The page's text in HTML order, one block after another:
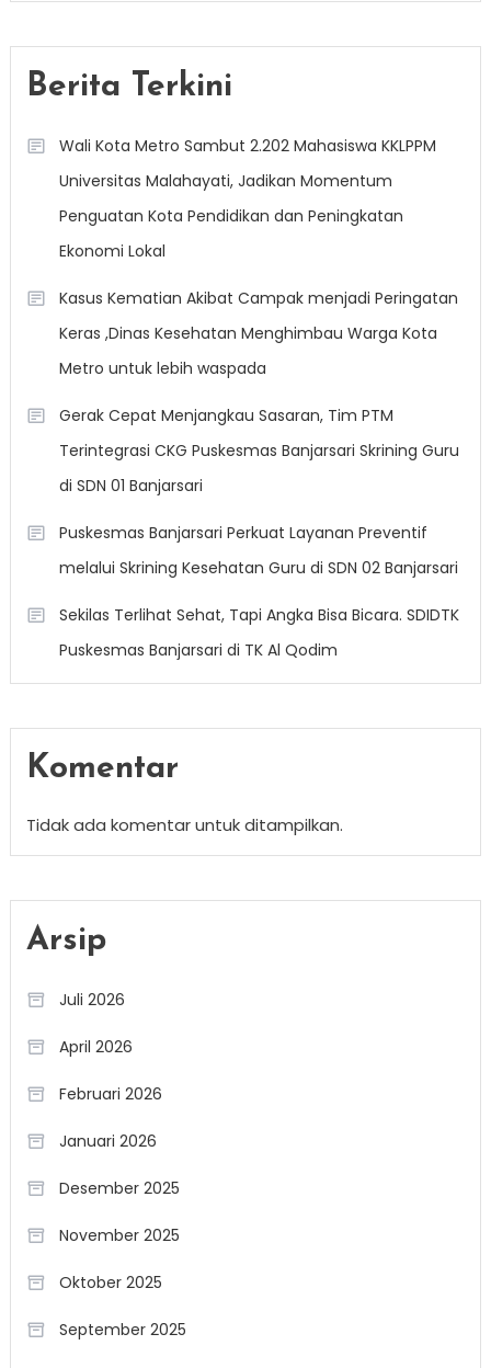
Berita Terkini
Wali Kota Metro Sambut 2.202 Mahasiswa KKLPPM
Universitas Malahayati, Jadikan Momentum
Penguatan Kota Pendidikan dan Peningkatan
Ekonomi Lokal
Kasus Kematian Akibat Campak menjadi Peringatan
Keras ,Dinas Kesehatan Menghimbau Warga Kota
Metro untuk lebih waspada
Gerak Cepat Menjangkau Sasaran, Tim PTM
Terintegrasi CKG Puskesmas Banjarsari Skrining Guru
di SDN 01 Banjarsari
Puskesmas Banjarsari Perkuat Layanan Preventif
melalui Skrining Kesehatan Guru di SDN 02 Banjarsari
Sekilas Terlihat Sehat, Tapi Angka Bisa Bicara. SDIDTK
Puskesmas Banjarsari di TK Al Qodim
Komentar
Tidak ada komentar untuk ditampilkan.
Arsip
Juli 2026
April 2026
Februari 2026
Januari 2026
Desember 2025
November 2025
Oktober 2025
September 2025